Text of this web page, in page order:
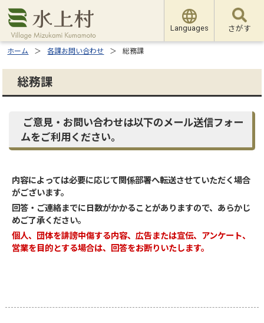
Languages さがす
ホーム 各課お問い合わせ 総務課
総務課
ご意見・お問い合わせは以下のメール送信フォー
ムをご利用ください。
内容によっては必要に応じて関係部署へ転送させていただく場合
がございます。
回答・ご連絡までに日数がかかることがありますので、あらかじ
めご了承ください。
個人、団体を誹謗中傷する内容、広告または宣伝、アンケート、
営業を目的とする場合は、回答をお断りいたします。